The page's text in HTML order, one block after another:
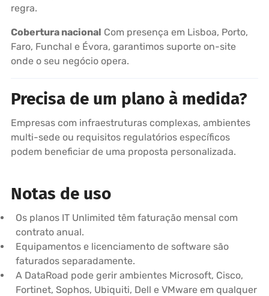
regra.
Cobertura nacional Com presença em Lisboa, Porto,
Faro, Funchal e Évora, garantimos suporte on-site
onde o seu negócio opera.
Precisa de um plano à medida?
Empresas com infraestruturas complexas, ambientes
multi-sede ou requisitos regulatórios específicos
podem beneficiar de uma proposta personalizada.
Notas de uso
Os planos IT Unlimited têm faturação mensal com
contrato anual.
Equipamentos e licenciamento de software são
faturados separadamente.
A DataRoad pode gerir ambientes Microsoft, Cisco,
Fortinet, Sophos, Ubiquiti, Dell e VMware em qualquer